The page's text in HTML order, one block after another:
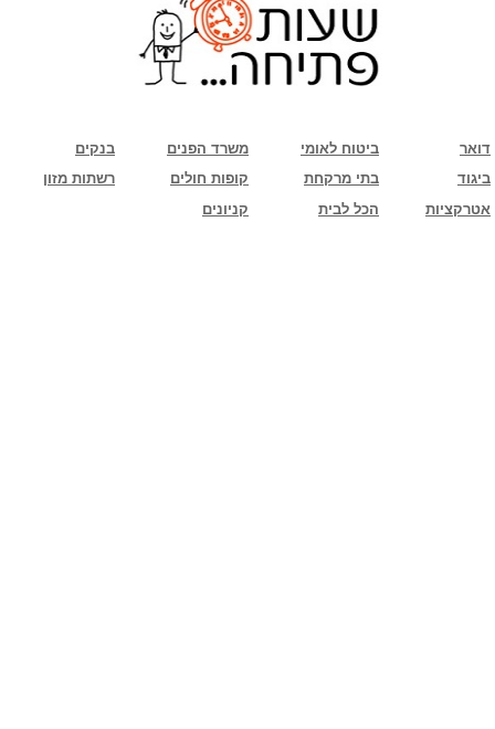
בנקים משרד הפנים ביטוח לאומי
דואר
רשתות מזון
קופות חולים בתי מרקחת
ביגוד
קניונים
הכל לבית אטרקציות